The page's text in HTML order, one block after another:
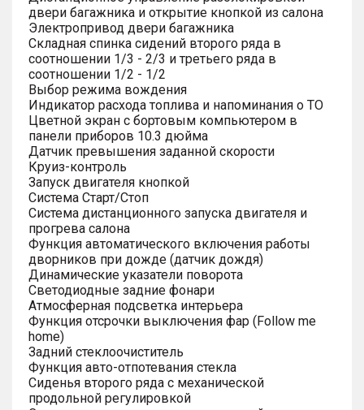
двери багажника и открытие кнопкой из салона
Электропривод двери багажника
Складная спинка сидений второго ряда в
соотношении 1/3 - 2/3 и третьего ряда в
соотношении 1/2 - 1/2
Выбор режима вождения
Индикатор расхода топлива и напоминания о ТО
Цветной экран с бортовым компьютером в
панели приборов 10.3 дюйма
Датчик превышения заданной скорости
Круиз-контроль
Запуск двигателя кнопкой
Система Старт/Стоп
Система дистанционного запуска двигателя и
прогрева салона
Функция автоматического включения работы
дворников при дожде (датчик дождя)
Динамические указатели поворота
Светодиодные задние фонари
Атмосферная подсветка интерьера
Функция отсрочки выключения фар (Follow me
home)
Задний стеклоочиститель
Функция авто-отпотевания стекла
Сиденья второго ряда с механической
продольной регулировкой